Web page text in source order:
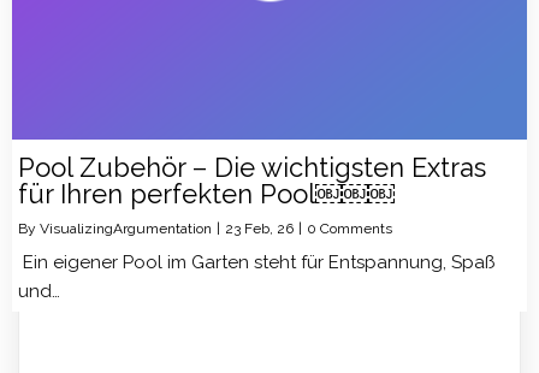
Pool Zubehör – Die wichtigsten Extras
für Ihren perfekten Pool￼￼￼
By VisualizingArgumentation 23 Feb, 26 0 Comments
Ein eigener Pool im Garten steht für Entspannung, Spaß
und…